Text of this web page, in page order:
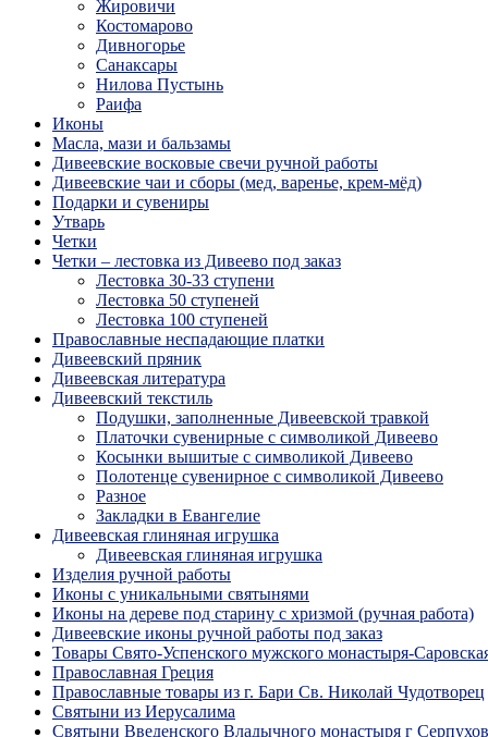
Жировичи
Костомарово
Дивногорье
Санаксары
Нилова Пустынь
Раифа
Иконы
Масла, мази и бальзамы
Дивеевские восковые свечи ручной работы
Дивеевские чаи и сборы (мед, варенье, крем-мёд)
Подарки и сувениры
Утварь
Четки
Четки – лестовка из Дивеево под заказ
Лестовка 30-33 ступени
Лестовка 50 ступеней
Лестовка 100 ступеней
Православные неспадающие платки
Дивеевский пряник
Дивеевская литература
Дивеевский текстиль
Подушки, заполненные Дивеевской травкой
Платочки сувенирные с символикой Дивеево
Косынки вышитые с символикой Дивеево
Полотенце сувенирное с символикой Дивеево
Разное
Закладки в Евангелие
Дивеевская глиняная игрушка
Дивеевская глиняная игрушка
Изделия ручной работы
Иконы с уникальными святынями
Иконы на дереве под старину с хризмой (ручная работа)
Дивеевские иконы ручной работы под заказ
Товары Свято-Успенского мужского монастыря-
Православная Греция
Православные товары из г. Бари Св. Николай Чудотворец
Святыни из Иерусалима
Святыни Введенского Владычного монастыря г Серпухов